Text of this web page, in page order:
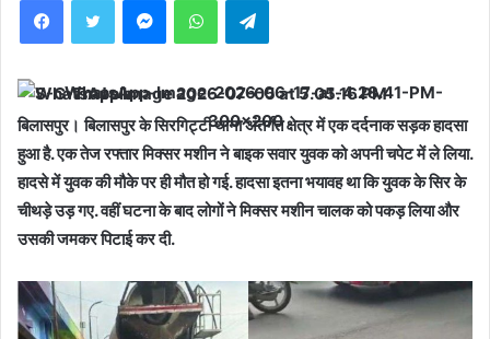
बिलासपुर।बिलासपुर के सिरगिट्टी थाना अंतर्गत क्षेत्र में एक दर्दनाक सड़क हादसा
हुआ है. एक तेज रफ्तार मिक्सर मशीन ने बाइक सवार युवक को अपनी चपेट में ले लिया.
हादसे में युवक की मौके पर ही मौत हो गई. हादसा इतना भयावह था कि युवक के सिर के
चीथड़े उड़ गए. वहीं घटना के बाद लोगों ने मिक्सर मशीन चालक को पकड़ लिया और
उसकी जमकर पिटाई कर दी.